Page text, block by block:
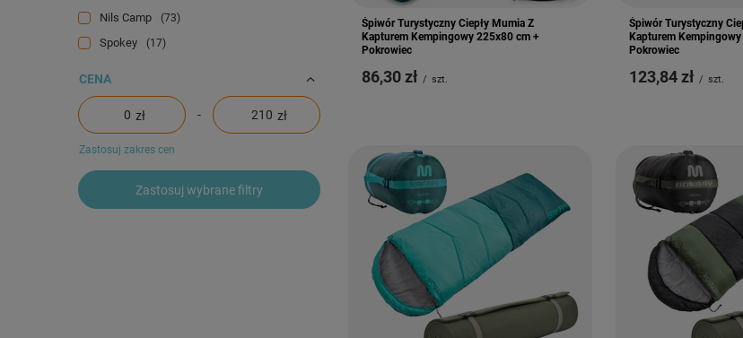
Nils Camp 73
Spokey 17
CENA
zł - zł
Zastosuj zakres cen
Zastosuj wybrane filtry
Śpiwór Turystyczny Ciepły Mumia Z
Kapturem Kempingowy 225x80 cm +
Pokrowiec
86,30 zł / szt.
Śpiwór Turystyczny
Kapturem
Pokrowiec
123,84 zł / szt.